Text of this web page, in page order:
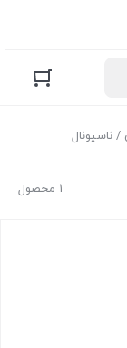
/ ناسیونال
1 محصول